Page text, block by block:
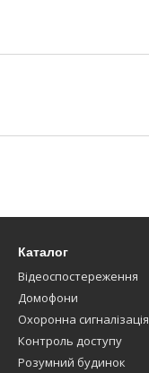
Каталог
Відеоспостереження
Домофони
Охоронна сигналізація
Контроль доступу
Розумний будинок